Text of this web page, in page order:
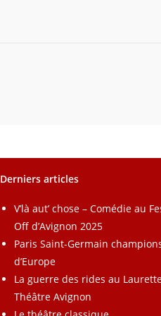
Derniers articles
V’là aut’ chose – Comédie au
Off d’Avignon 2025
Paris Saint-Germain
d’Europe
La guerre des rides au
Théâtre Avignon